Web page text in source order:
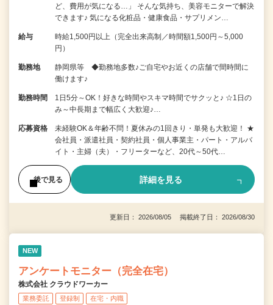
ど、費用が気になる…」 そんな気持ち、美容モニターで解決
できます♪ 気になる化粧品・健康食品・サプリメン…
給与
時給1,500円以上（完全出来高制／時間額1,500円～5,000
円）
勤務地
静岡県等 ◆勤務地多数♪ご自宅やお近くの店舗で間時間に
働けます♪
勤務時間
1日5分～OK！好きな時間やスキマ時間でサクッと♪ ☆1日の
み～中長期まで幅広く大歓迎♪…
応募資格
未経験OK＆年齢不問！夏休みの1回きり・単発も大歓迎！ ★
会社員・派遣社員・契約社員・個人事業主・パート・アルバ
イト・主婦（夫）・フリーターなど、20代～50代…
後で見る 詳細を見る
更新日： 2026/08/05 掲載終了日： 2026/08/30
NEW
アンケートモニター（完全在宅）
株式会社 クラウドワーカー
業務委託 登録制 在宅・内職